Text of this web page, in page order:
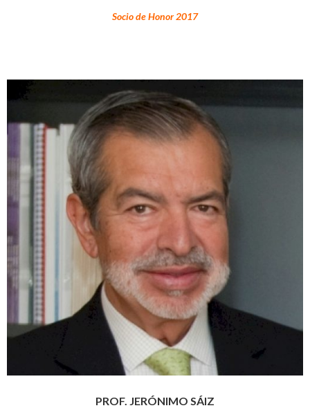
Socio de Honor 2017
PROF. JERÓNIMO SÁIZ